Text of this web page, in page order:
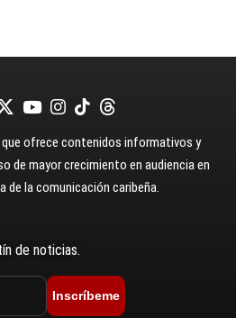
ofrece contenidos informativos y
de mayor crecimiento en audiencia en
la comunicación caribeña.
de noticias.
Inscríbeme